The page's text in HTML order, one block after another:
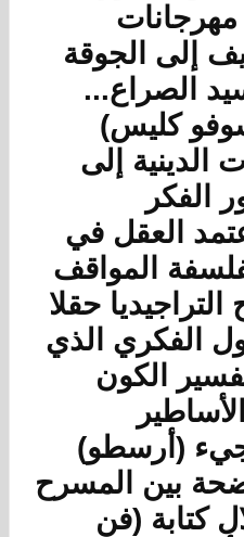
مهرجانات
إلى الجوقة
الصراع...
كليس)
إلى
الفكر
العقل في
لفلسفة المواقف
التراجيديا حقلا
الفكري الذي
الكون
(أرسطو)
بين المسرح
كتابة (فن